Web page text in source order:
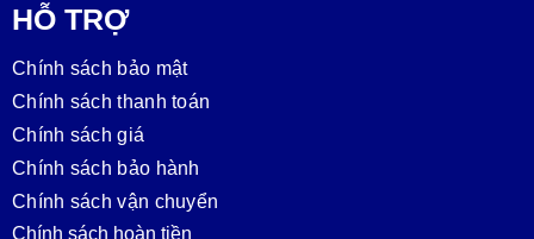
HỖ TRỢ
Chính sách bảo mật
Chính sách thanh toán
Chính sách giá
Chính sách bảo hành
Chính sách vận chuyển
Chính sách hoàn tiền